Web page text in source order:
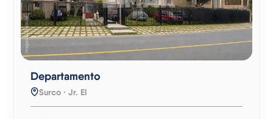
Departamento
Surco · Jr. El